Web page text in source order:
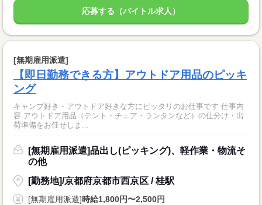
応募する（バイトル求人）
[無期雇用派遣]
【即日勤務できる方】アウトドア用品のピッキ
ング
キャンプ好き・アウトドア好きな方にピッタリのお仕事です 仕事内
容 アウトドア用品（テント・チェア・ランタンなど）の仕分け・出
荷準備をお任せしま...
[無期雇用派遣]品出し(ピッキング)、軽作業・物流そ
の他
[勤務地]/京都府京都市西京区 / 桂駅
[無期雇用派遣]時給1,800円〜2,500円